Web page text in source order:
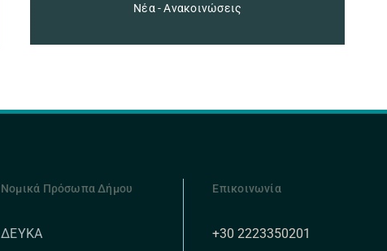
Νέα - Ανακοινώσεις
Νομικά Πρόσωπα Δήμου
ΔΕΥΚΑ
Επικοινωνία
+30 2223350201